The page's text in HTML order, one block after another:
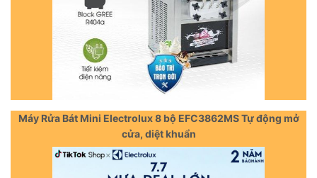
Máy Rửa Bát Mini Electrolux 8 bộ EFC3862MS Tự động mở
cửa, diệt khuẩn